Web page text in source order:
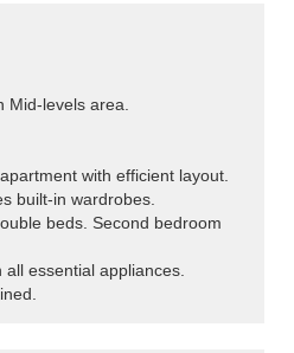
Mid-levels area.
with efficient layout.
built-in wardrobes.
beds. Second bedroom
essential appliances.